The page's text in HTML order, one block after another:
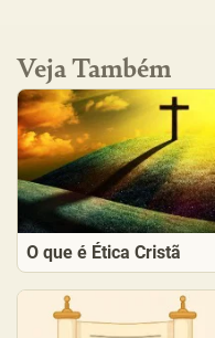
Veja Também
O que é Ética Cristã